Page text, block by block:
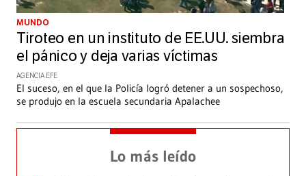
MUNDO
Tiroteo en un instituto de EE.UU. siembra
el pánico y deja varias víctimas
AGENCIA EFE
El suceso, en el que la Policía logró detener a un sospechoso,
se produjo en la escuela secundaria Apalachee
Lo más leído